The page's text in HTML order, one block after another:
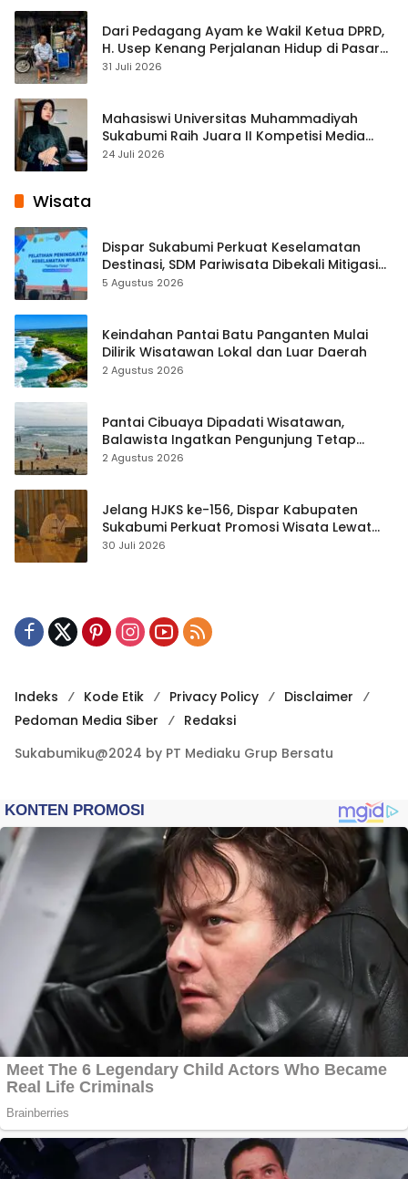
Dari Pedagang Ayam ke Wakil Ketua DPRD,
H. Usep Kenang Perjalanan Hidup di Pasar
Cisaat
31 Juli 2026
Mahasiswi Universitas Muhammadiyah
Sukabumi Raih Juara II Kompetisi Media
Pembelajaran Digital Tingkat Internasional
24 Juli 2026
Wisata
Dispar Sukabumi Perkuat Keselamatan
Destinasi, SDM Pariwisata Dibekali Mitigasi
hingga Teknik Evakuasi
5 Agustus 2026
Keindahan Pantai Batu Panganten Mulai
Dilirik Wisatawan Lokal dan Luar Daerah
2 Agustus 2026
Pantai Cibuaya Dipadati Wisatawan,
Balawista Ingatkan Pengunjung Tetap
Waspada
2 Agustus 2026
Jelang HJKS ke-156, Dispar Kabupaten
Sukabumi Perkuat Promosi Wisata Lewat
Publikasi Digital
30 Juli 2026
Indeks Kode Etik Privacy Policy
Disclaimer
Pedoman Media Siber
Redaksi
Sukabumiku@2024 by PT Mediaku Grup Bersatu